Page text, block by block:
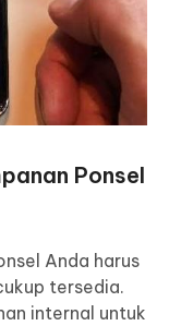
Ponsel
Anda harus
tersedia.
internal untuk